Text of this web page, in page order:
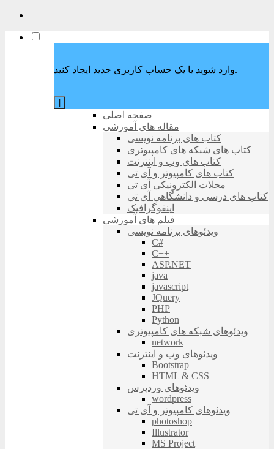
وارد شوید یا یک حساب کاربری جدید ایجاد کنید.
صفحه اصلی
مقاله های آموزشی
کتاب های برنامه نویسی
کتاب های شبکه های کامپیوتری
کتاب های وب و اینترنت
کتاب های کامپیوتر و آی تی
مجلات الکترونیکی آی تی
کتاب های درسی و دانشگاهی آی تی
اینفوگرافیک
فیلم های آموزشی
ویدئوهای برنامه نویسی
C#
C++
ASP.NET
java
javascript
JQuery
PHP
Python
ویدئوهای شبکه های کامپیوتری
network
ویدئوهای وب و اینترنت
Bootstrap
HTML & CSS
ویدئوهای وردپرس
wordpress
ویدئوهای کامپیوتر و آی تی
photoshop
Illustrator
MS Project